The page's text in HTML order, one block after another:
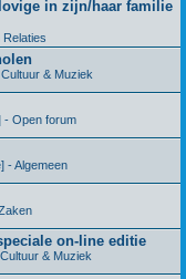
in zijn/haar familie
Relaties
& Muziek
- Open forum
- Algemeen
on-line editie
& Muziek